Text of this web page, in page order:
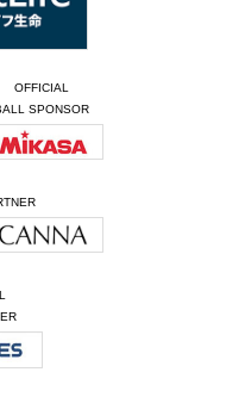
OFFICIAL
SPONSOR